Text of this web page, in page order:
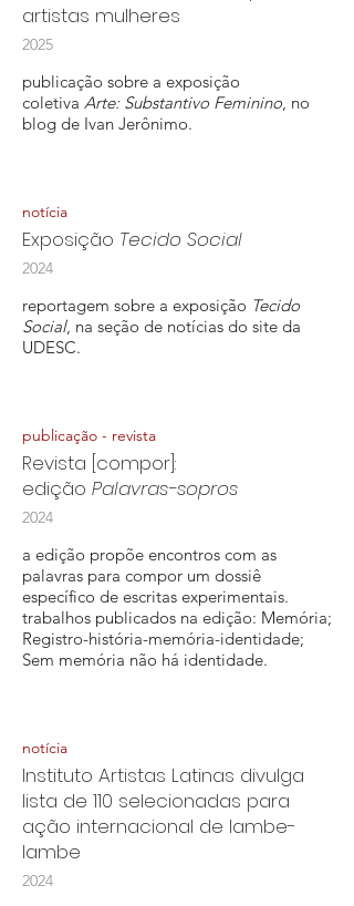
artistas mulheres
2025
publicação sobre a exposição
coletiva Arte: Substantivo Feminino, no
blog de Ivan Jerônimo.
notícia
Exposição Tecido Social
2024
reportagem sobre a exposição Tecido
Social, na seção de notícias do site da
UDESC.
publicação - revista
Revista [compor]:
edição Palavras-sopros
2024
a edição propõe encontros com as
palavras para compor um dossiê
específico de escritas experimentais.
trabalhos publicados na edição: Memória;
Registro-história-memória-identidade;
Sem memória não há identidade.
notícia
Instituto Artistas Latinas divulga
lista de 110 selecionadas para
ação internacional de lambe-
lambe
2024